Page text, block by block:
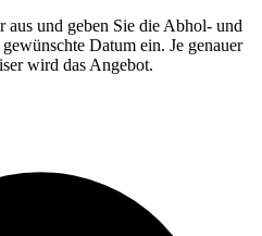
aus und geben Sie die Abhol- und
Datum ein. Je genauer
wird das Angebot.